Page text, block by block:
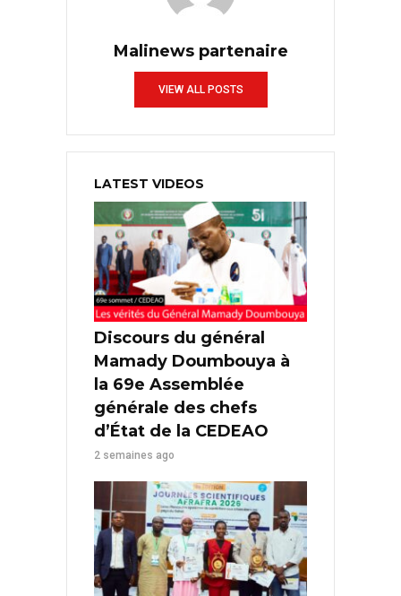
Malinews partenaire
VIEW ALL POSTS
LATEST VIDEOS
Discours du général
Mamady Doumbouya à
la 69e Assemblée
générale des chefs
d’État de la CEDEAO
2 semaines ago